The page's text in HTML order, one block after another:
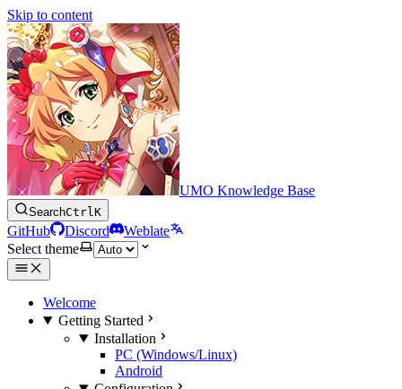
Skip to content
UMO Knowledge Base
SearchCtrlK
GitHub Discord
Weblate
Select theme
Welcome
Getting Started
Installation
PC (Windows/Linux)
Android